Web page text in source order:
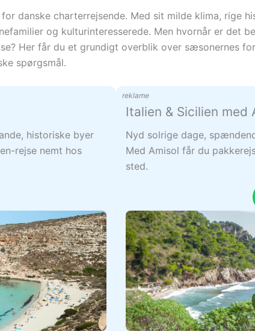
danske charterrejsende. Med sit milde klima, rige
og kulturinteresserede. Men hvornår er det
Her får du et grundigt overblik over sæsonernes
spørgsmål.
historiske byer
rejse nemt hos
reklame
Italien & Sicilien med
Nyd solrige dage,
Med Amisol får du
sted.